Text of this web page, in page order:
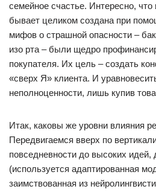
семейное счастье. Интересно,
бывает целиком создана при
мифов о страшной опасности –
изо рта – были щедро
покупателя. Их цель – создать
«сверх Я» клиента. И
неполноценности, лишь купив
Итак, каковы же уровни влияния
Передвигаемся вверх по
повседневности до высоких
(используется адаптированная
заимствованная из